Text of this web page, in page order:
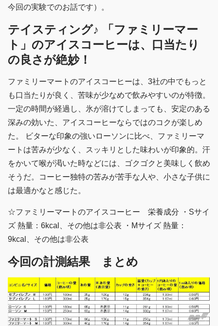
今回の実験でのお話です）。
テイスティング♪ 「ファミリーマー
ト」のアイスコーヒーは、口当たり
の良さが絶妙！
ファミリーマートのアイスコーヒーは、3社の中でもっと
も口当たりが良く、苦味が少なめで飲みやすいのが特徴。
一定の時間が経過し、氷が溶けてしまっても、安定のある
深みの効いた、アイスコーヒーならではのコクが楽しめ
た。 ビターな印象の強いローソンに比べ、ファミリーマ
ートは苦みが少なく、スッキリとした味わいが印象的。汗
をかいて喉が渇いた時などには、ゴクゴクと美味しく飲め
そうだ。コーヒー独特の苦みが苦手な人や、小さな子供に
は最適かなと感じた。
☆ファミリーマートのアイスコーヒー 栄養成分 ・Sサイ
ズ 熱量：6kcal、その他は非公表 ・Mサイズ 熱量：
9kcal、その他は非公表
今回の計測結果 まとめ